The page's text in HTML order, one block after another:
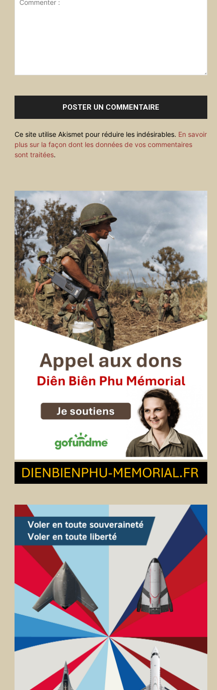
Ce site utilise Akismet pour réduire les indésirables. En savoir
plus sur la façon dont les données de vos commentaires
sont traitées.